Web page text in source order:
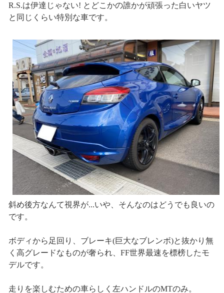
R.S.は伊達じゃない! とどこかの誰かが頑張った白いヤツ
と同じくらい特別な車です。
斜め後方なんて視界が...いや、そんなのはどうでも良いの
です。
ボディから足回り、ブレーキ(巨大なブレンボ)と抜かり無
く高グレードなものが奢られ、FF世界最速を標榜したモ
デルです。
走りを楽しむための車らしく左ハンドルのMTのみ。